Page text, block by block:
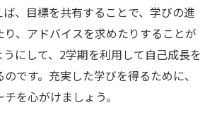
、目標を共有することで、学びの進
、アドバイスを求めたりすることが
にして、2学期を利用して自己成長を
です。充実した学びを得るために、
を心がけましょう。